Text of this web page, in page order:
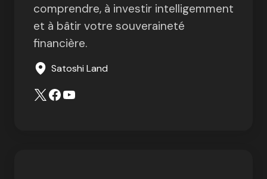
comprendre, à investir intelligemment
et à bâtir votre souveraineté
financière.
Satoshi Land